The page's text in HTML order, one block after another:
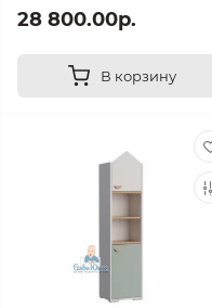
28 800.00р.
В корзину